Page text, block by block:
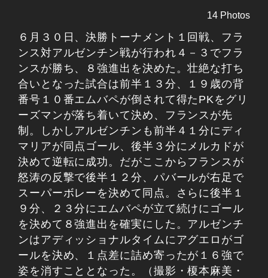
14 Photos
６月３０日、決勝トーナメント１回戦、フラ
ンス対アルゼンチン戦が行われ４－３でフラ
ンスが勝ち、８強進出を決めた。壮絶な打ち
合いとなった試合は前半１３分、１９歳の背
番号１０番エムバペが倒されて得たPKをグリ
ーズマンが落ち着いて決め、フランスが先
制。しかしアルゼンチンも前半４１分にディ
マリアが同点ゴール、後半３分にメルカドが
決めて逆転に成功。だがここからフランスが
怒涛の反撃で後半１２分、パバールが右足で
スーパーボレーを決めて同点。さらに後半１
９分、２３分にエムバペが立て続けにゴール
を決めて８強進出を確実にした。アルゼンチ
ンはアディッショナルタイムにアグエロがゴ
ールを決め、１点差に詰め寄ったが１６強で
姿を消すこととなった。（撮影・榎本麻美・